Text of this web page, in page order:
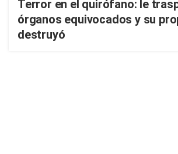
Terror en el quirófano: le
órganos equivocados y su
destruyó